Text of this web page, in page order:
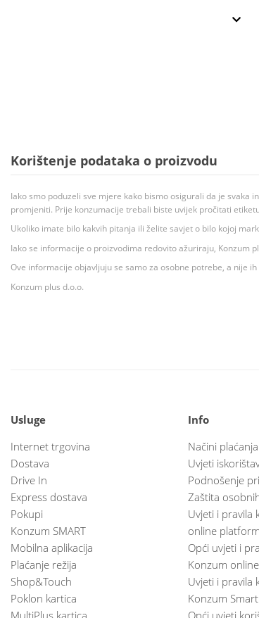
Korištenje podataka o proizvodu
Iako smo poduzeli sve mjere kako bismo osigurali da je
promjeniti. Prije konzumacije trebali biste uvijek pročitati
Ukoliko imate bilo kakvih pitanja ili želite savjet o bilo kojoj
Iako se informacije o proizvodima redovito ažuriraju, Konzum
Ove informacije objavljuju se samo za osobne potrebe, a nije
Konzum plus d.o.o.
Usluge
Internet trgovina
Dostava
Drive In
Express dostava
Pokupi
Konzum SMART
Mobilna aplikacija
Plaćanje režija
Shop&Touch
Poklon kartica
MultiPlus kartica
Info
Načini plaćanja
Uvjeti
Podnošenje
Zaštita
Uvjeti i pravila
online
Opći uvjeti i
Konzum
Uvjeti i pravila
Konzum
Opći uvjeti